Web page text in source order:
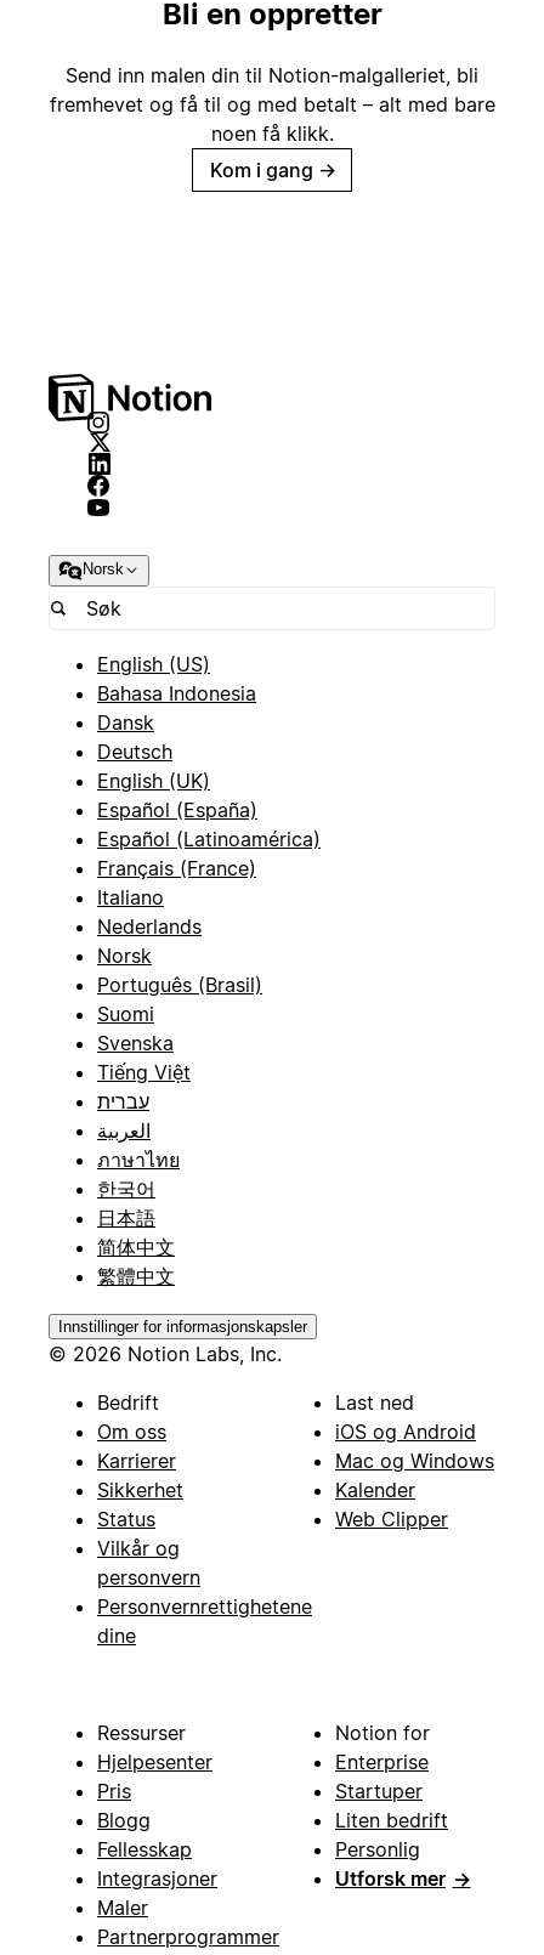
Bli en oppretter
Send inn malen din til Notion-malgalleriet, bli
fremhevet og få til og med betalt – alt med bare
noen få klikk.
Kom i gang →
Norsk
English (US)
Bahasa Indonesia
Dansk
Deutsch
English (UK)
Español (España)
Español (Latinoamérica)
Français (France)
Italiano
Nederlands
Norsk
Português (Brasil)
Suomi
Svenska
Tiếng Việt
עברית
العربية
ภาษาไทย
한국어
日本語
简体中文
繁體中文
Innstillinger for informasjonskapsler
© 2026 Notion Labs, Inc.
Bedrift
Om oss
Karrierer
Sikkerhet
Status
Vilkår og
personvern
Personvernrettighetene
dine
Last ned
iOS og Android
Mac og Windows
Kalender
Web Clipper
Ressurser
Hjelpesenter
Pris
Blogg
Fellesskap
Integrasjoner
Maler
Partnerprogrammer
Notion for
Enterprise
Startuper
Liten bedrift
Personlig
Utforsk mer →